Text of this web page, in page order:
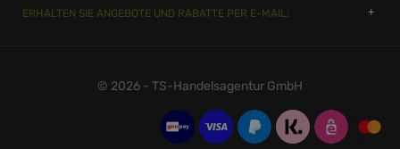
ERHALTEN SIE ANGEBOTE UND RABATTE PER E-MAIL:
© 2026 - TS-Handelsagentur GmbH